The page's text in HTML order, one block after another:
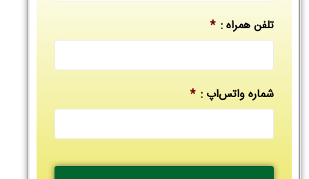
تلفن همراه : *
شماره واتس‌اپ : *